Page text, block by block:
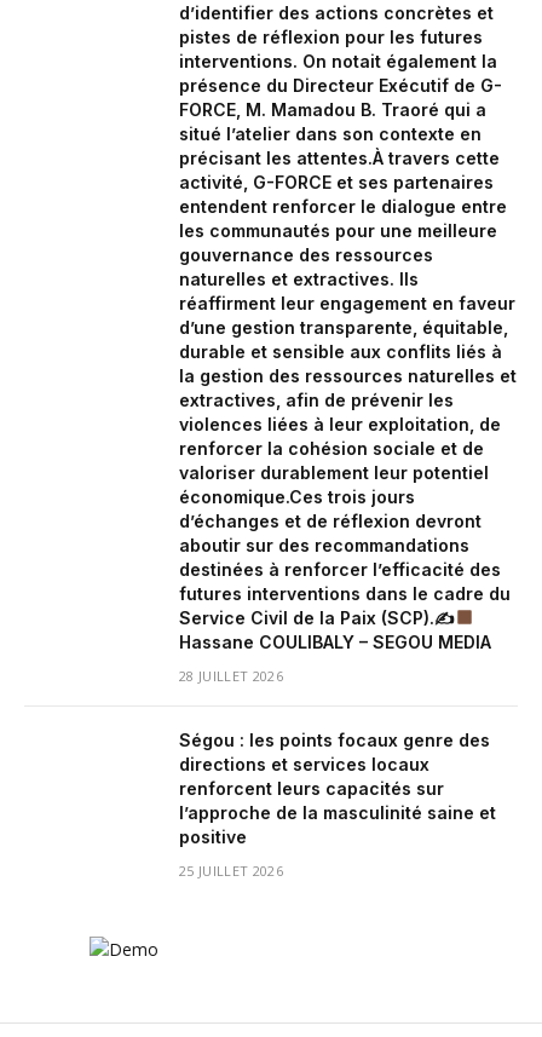
d’identifier des actions concrètes et
pistes de réflexion pour les futures
interventions. On notait également la
présence du Directeur Exécutif de G-
FORCE, M. Mamadou B. Traoré qui a
situé l’atelier dans son contexte en
précisant les attentes.À travers cette
activité, G-FORCE et ses partenaires
entendent renforcer le dialogue entre
les communautés pour une meilleure
gouvernance des ressources
naturelles et extractives. Ils
réaffirment leur engagement en faveur
d’une gestion transparente, équitable,
durable et sensible aux conflits liés à
la gestion des ressources naturelles et
extractives, afin de prévenir les
violences liées à leur exploitation, de
renforcer la cohésion sociale et de
valoriser durablement leur potentiel
économique.Ces trois jours
d’échanges et de réflexion devront
aboutir sur des recommandations
destinées à renforcer l’efficacité des
futures interventions dans le cadre du
Service Civil de la Paix (SCP).✍
Hassane COULIBALY – SEGOU MEDIA
28 JUILLET 2026
Ségou : les points focaux genre des
directions et services locaux
renforcent leurs capacités sur
l’approche de la masculinité saine et
positive
25 JUILLET 2026